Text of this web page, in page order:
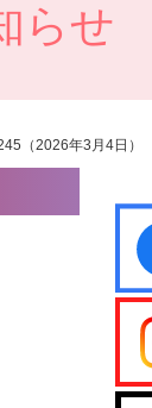
らせ
（2026年3月4日）